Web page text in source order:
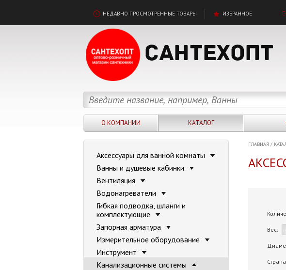
НЕДАВНО ПРОСМОТРЕННЫЕ ТОВАРЫ ИЗБРАННОЕ
О КОМПАНИИ КАТАЛОГ
ГЛАВНАЯ /
Вес:
Аксессуары для ванной комнаты
Ванны и душевые кабинки
Вентиляция
Водонагреватели
Гибкая подводка, шланги и
комплектующие
Запорная арматура
Измерительное оборудование
Инструмент
Канализационные системы